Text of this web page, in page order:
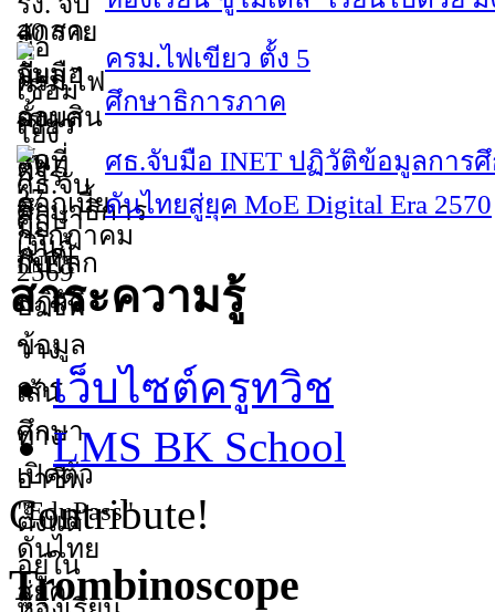
ครม.ไฟเขียว ตั้ง 5
ศึกษาธิการภาค
ศธ.จับมือ INET ปฏิวัติข้อมูลการศึ
ดันไทยสู่ยุค MoE Digital Era 2570
สาระความรู้
เว็บไซต์ครูทวิช
LMS BK School
Contribute!
Trombinoscope